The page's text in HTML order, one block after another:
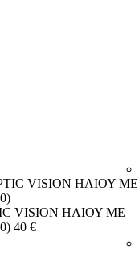
VISION ΗΛΙΟΥ ΜΕ
40 €